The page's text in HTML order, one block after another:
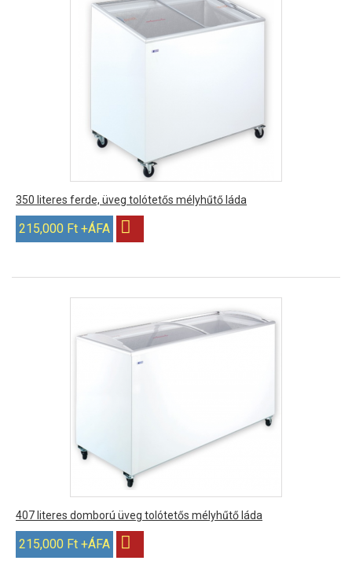
350 literes ferde, üveg tolótetős mélyhűtő láda
215,000 Ft +ÁFA
407 literes domború üveg tolótetős mélyhűtő láda
215,000 Ft +ÁFA